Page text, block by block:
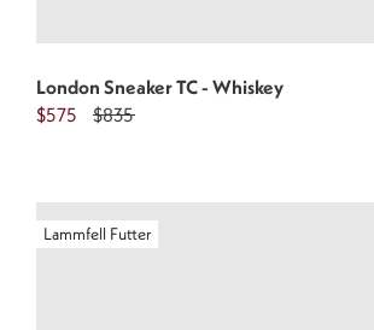
London Sneaker TC - Whiskey
$575
$835
Lammfell Futter